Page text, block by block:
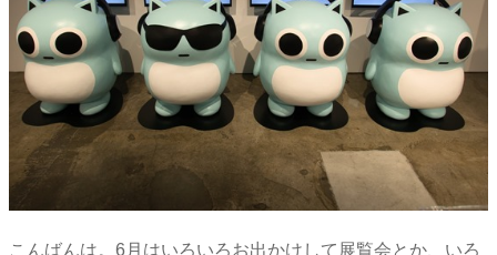
こんばんは。6月はいろいろお出かけして展覧会とか、いろ